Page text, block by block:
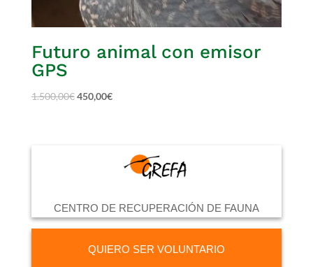
Futuro animal con emisor
GPS
1.500,00€450,00€
CENTRO DE RECUPERACIÓN DE FAUNA
QUIERO SER VOLUNTARIO